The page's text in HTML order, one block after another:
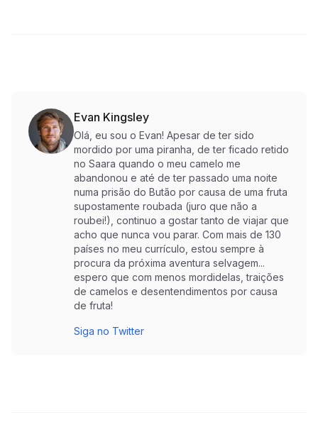
Evan Kingsley
Olá, eu sou o Evan! Apesar de ter sido
mordido por uma piranha, de ter ficado retido
no Saara quando o meu camelo me
abandonou e até de ter passado uma noite
numa prisão do Butão por causa de uma fruta
supostamente roubada (juro que não a
roubei!), continuo a gostar tanto de viajar que
acho que nunca vou parar. Com mais de 130
países no meu currículo, estou sempre à
procura da próxima aventura selvagem...
espero que com menos mordidelas, traições
de camelos e desentendimentos por causa
de fruta!
Siga no Twitter